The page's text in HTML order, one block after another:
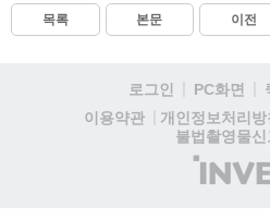
목록 본문 이전
로그인 PC화면
이용약관
개인정보처리방
불법촬영물신
(주)
인